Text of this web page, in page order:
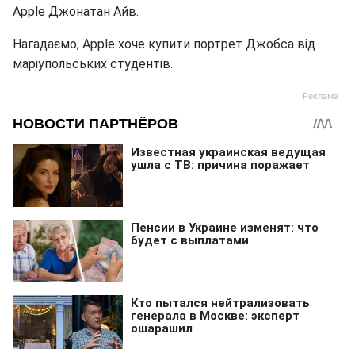
Apple Джонатан Айв.
Нагадаємо, Apple хоче купити портрет Джобса від
маріупольських студентів.